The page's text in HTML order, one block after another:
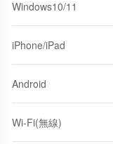
Windows10/11
iPhone/iPad
Android
Wi-Fi(無線)